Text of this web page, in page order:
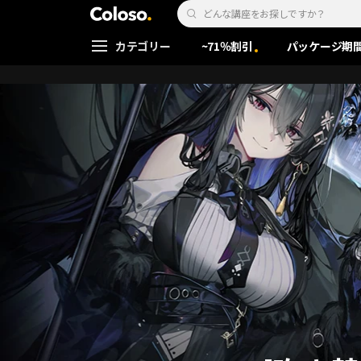
Coloso. | コロソ.
Search Input
Coloso Menu
カテゴリー ~71％割引 パッケージ期